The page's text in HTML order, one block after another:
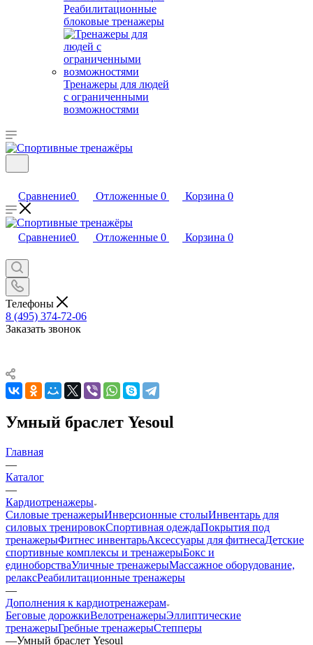
Реабилитационные
блоковые тренажеры
Тренажеры для людей
с ограниченными
возможностями
Сравнение0 Отложенные 0 Корзина 0
Сравнение0 Отложенные 0 Корзина 0
Телефоны
8 (495) 374-72-06
Заказать звонок
Умный браслет Yesoul
Главная
—
Каталог
—
Кардиотренажеры
Силовые тренажерыИнверсионные столыИнвентарь для
силовых тренировокСпортивная одеждаПокрытия под
тренажерыФитнес инвентарьАксессуары для фитнесаДетские
спортивные комплексы и тренажерыБокс и
единоборстваУличные тренажерыМассажное оборудование,
релаксРеабилитационные тренажеры
—
Дополнения к кардиотренажерам
Беговые дорожкиВелотренажерыЭллиптические
тренажерыГребные тренажерыСтепперы
—Умный браслет Yesoul